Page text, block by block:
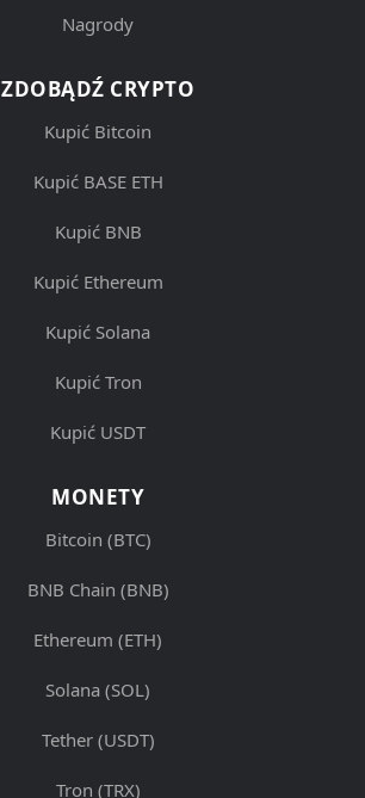
Nagrody
ZDOBĄDŹ CRYPTO
Kupić Bitcoin
Kupić BASE ETH
Kupić BNB
Kupić Ethereum
Kupić Solana
Kupić Tron
Kupić USDT
MONETY
Bitcoin (BTC)
BNB Chain (BNB)
Ethereum (ETH)
Solana (SOL)
Tether (USDT)
Tron (TRX)